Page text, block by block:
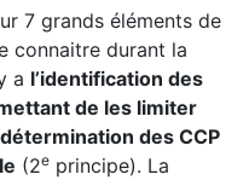
7 grands éléments de
connaitre durant la
a l’identification des
de les limiter
des CCP
(2e principe). La